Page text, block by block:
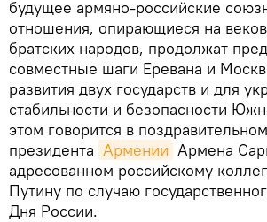
будущее армяно-российские
отношения, опирающиеся на
братских народов, продолжат
совместные шаги Еревана и
развития двух государств и для
стабильности и безопасности
этом говорится в
президента Армении Армена
адресованном российскому
Путину по случаю
Дня России.